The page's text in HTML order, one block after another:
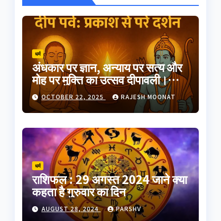
धर्म
अंधकार पर ज्ञान, अन्याय पर सत्य और
मोह पर मुक्ति का उत्सव दीपावली।
भारतीय परंपरा का यह त्योहार
आत्मप्रकाश का प्रतीक है
OCTOBER 22, 2025 RAJESH MOONAT
धर्म
राशिफल : 29 अगस्त 2024 जाने क्या
कहता है गुरुवार का दिन
AUGUST 28, 2024 PARSHV